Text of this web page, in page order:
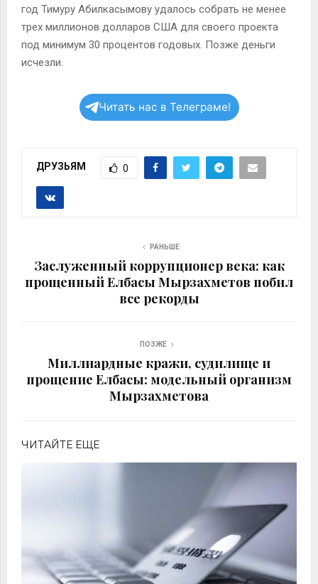
год Тимуру Абилкасымову удалось собрать не менее
трех миллионов долларов США для своего проекта
под минимум 30 процентов годовых. Позже деньги
исчезли.
Читать нас в Телеграме!
ДРУЗЬЯМ 0
РАНЬШЕ
Заслуженный коррупционер века: как
прощенный Елбасы Мырзахметов побил
все рекорды
ПОЗЖЕ
Миллиардные кражи, судилище и
прощение Елбасы: модельный организм
Мырзахметова
ЧИТАЙТЕ ЕЩЕ